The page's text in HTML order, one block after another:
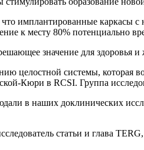
что имплантированные
к месту 80% потенциально
значение для здоровья
целостной системы, которая
Кюри в RCSI. Группа
в наших доклинических
статьи и глава